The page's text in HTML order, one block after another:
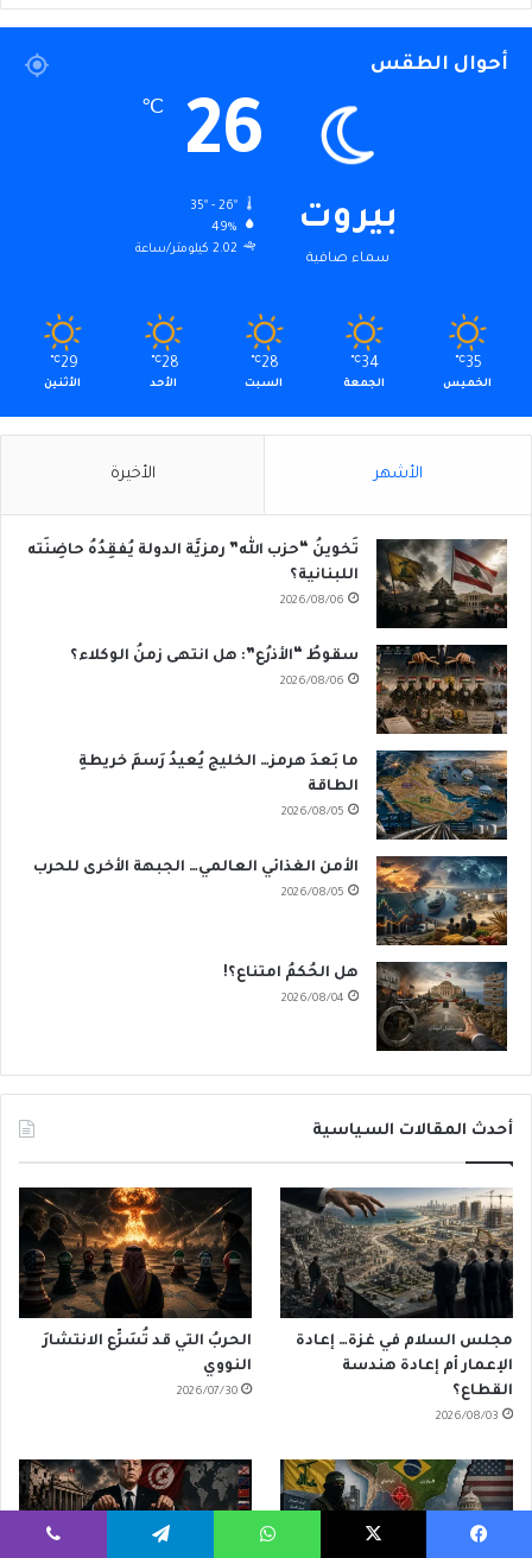
أحوال الطقس
بيروت
سماء صافية
26
℃
35º - 26º
49%
2.02 كيلومتر/ساعة
35
℃
الخميس
34
℃
الجمعة
28
℃
السبت
28
℃
الأحد
29
℃
الأثنين
الأشهر الأخيرة
تَخوينُ “حزب الله” رمزيَّة الدولة يُفقِدُهُ حاضِنَته
اللبنانية؟
2026/08/06
سقوطُ “الأذرُع”: هل انتهى زمنُ الوكلاء؟
2026/08/06
ما بَعدَ هرمز… الخليج يُعيدُ رَسمَ خريطةِ
الطاقة
2026/08/05
الأمن الغذائي العالمي… الجبهة الأخرى للحرب
2026/08/05
هل الحُكمُ امتناع؟!
2026/08/04
أحدث المقالات السياسية
مجلس السلام في غزة… إعادة
الإعمار أم إعادة هندسة
القطاع؟
2026/08/03
الحربُ التي قد تُسَرِّع الانتشارَ
النووي
2026/07/30